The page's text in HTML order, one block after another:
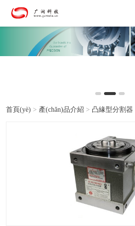
首頁(yè) > 產(chǎn)品介紹 > 凸緣型分割器